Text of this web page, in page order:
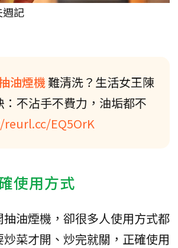
週記
油煙機難清洗？生活女王陳
：不沾手不費力，油垢都不
EQ5OrK
使用方式
油煙機，卻很多人使用方式都
菜才開、炒完就關，正確使用